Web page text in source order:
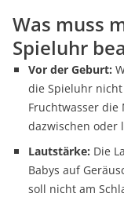
Was muss
Spieluhr
Vor der Geburt:
die Spieluhr
Fruchtwasser die
dazwischen oder
Lautstärke: Die
Babys auf
soll nicht am